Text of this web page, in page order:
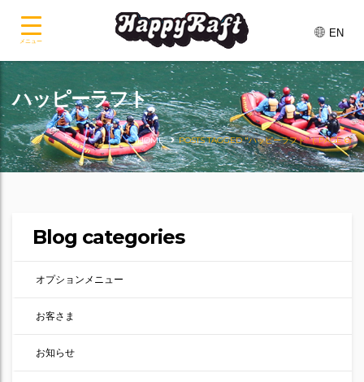
EN
ハッピーラフト
HOME POSTS TAGGED "ハッピーラフト"(: PAGE 6)
Blog categories
オプションメニュー
お客さま
お知らせ
メニュー